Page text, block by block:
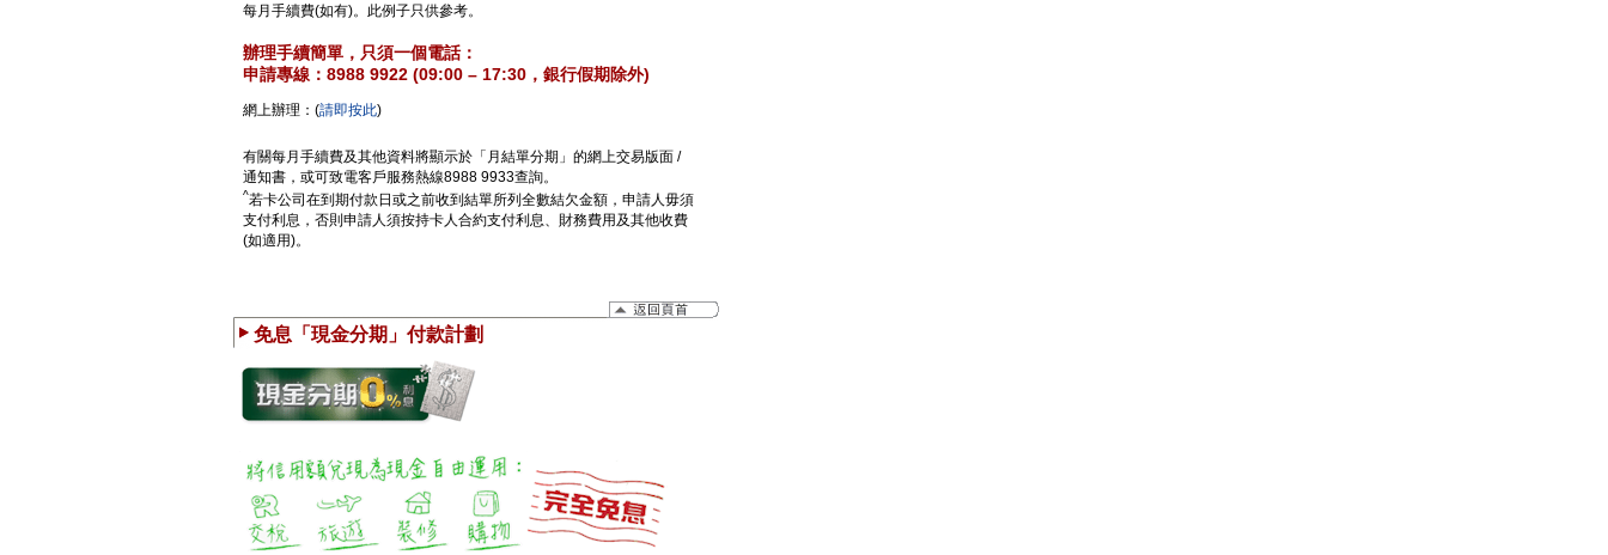
每月手續費(如有)。此例子只供參考。
辦理手續簡單，只須一個電話：
申請專線：8988 9922 (09:00 – 17:30，銀行假期除外)
網上辦理：(請即按此)
有關每月手續費及其他資料將顯示於「月結單分期」的網上交易版面 /
通知書，或可致電客戶服務熱線8988 9933查詢。
^若卡公司在到期付款日或之前收到結單所列全數結欠金額，申請人毋須
支付利息，否則申請人須按持卡人合約支付利息、財務費用及其他收費
(如適用)。
免息「現金分期」付款計劃